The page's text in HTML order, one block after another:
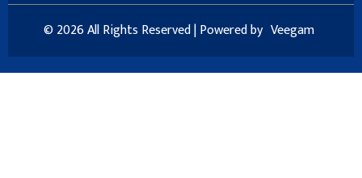
© 2026 All Rights Reserved | Powered by Veegam